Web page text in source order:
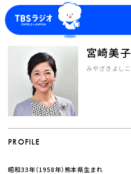
マイページ
宮崎美子
みやざきよしこ
PROFILE
昭和33年（1958年）熊本県生まれ